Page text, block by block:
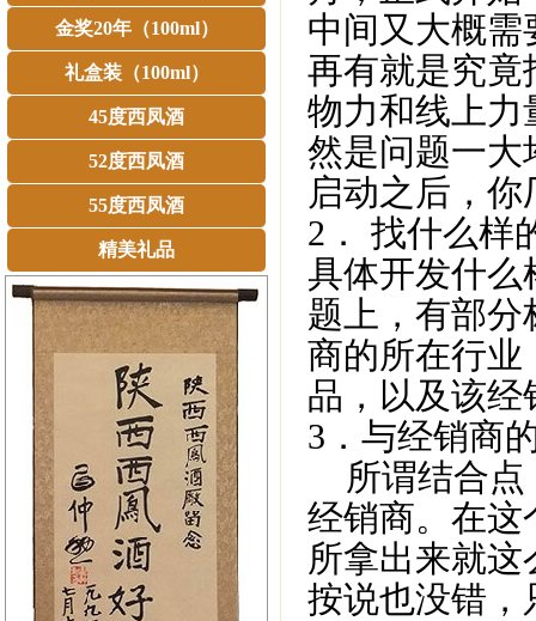
金奖20年（100ml）
礼盒装（100ml）
45度西凤酒
52度西凤酒
55度西凤酒
精美礼品
中间又大概需
再有就是究竟
物力和线上力
然是问题一大
启动之后，
2． 找什么样
具体开发什么
题上，有部
商的所在行业
品，以及该经
3．与经销商
所谓结合点
经销商。在这
所拿出来就
按说也没错，